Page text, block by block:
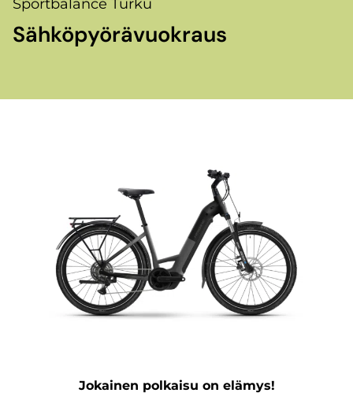
Sähköpyörävuokraus
Jokainen polkaisu on elämys!